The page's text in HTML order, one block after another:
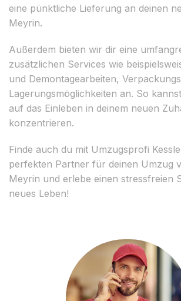
eine pünktliche Lieferung an deinen
Meyrin.
Außerdem bieten wir dir eine
zusätzlichen Services wie
und Demontagearbeiten,
Lagerungsmöglichkeiten an. So
auf das Einleben in deinem neuen
konzentrieren.
Finde auch du mit Umzugsprofi
perfekten Partner für deinen Umzug
Meyrin und erlebe einen stressfreien
neues Leben!